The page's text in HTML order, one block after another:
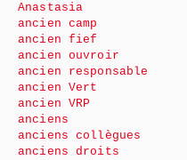
Anastasia
ancien camp
ancien fief
ancien ouvroir
ancien responsable
ancien Vert
ancien VRP
anciens
anciens collègues
anciens droits